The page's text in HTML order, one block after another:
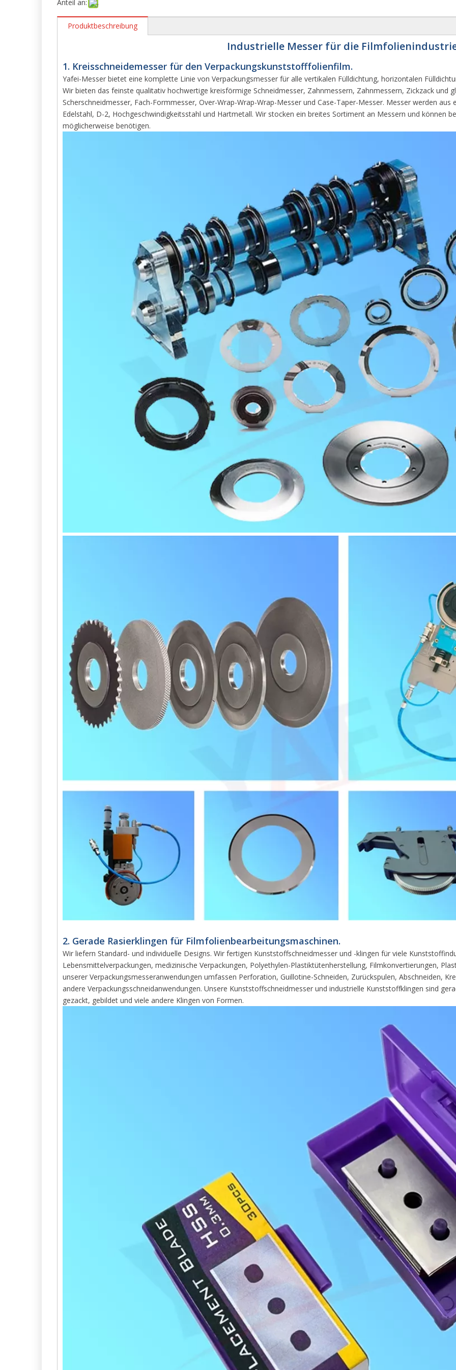
Anteil an:
Produktbeschreibung
Industrielle Messer für die
1. Kreisschneidemesser für den Verpackungskunststofffolienfilm.
Yafei-Messer bietet eine komplette Linie von Verpackungsmesser für alle vertikalen Fülldichtung, horizontalen
Wir bieten das feinste qualitativ hochwertige kreisförmige Schneidmesser, Zahnmessern, Zahnmessern, Zickzack und
Scherschneidmesser, Fach-Formmesser, Over-Wrap-Wrap-Wrap-Messer und Case-Taper-Messer. Messer werden
Edelstahl, D-2, Hochgeschwindigkeitsstahl und Hartmetall. Wir stocken ein breites Sortiment an Messern und können
möglicherweise benötigen.
2. Gerade Rasierklingen für Filmfolienbearbeitungsmaschinen.
Wir liefern Standard- und individuelle Designs. Wir fertigen Kunststoffschneidmesser und -klingen für viele
Lebensmittelverpackungen, medizinische Verpackungen, Polyethylen-Plastiktütenherstellung, Filmkonvertierungen,
unserer Verpackungsmesseranwendungen umfassen Perforation, Guillotine-Schneiden, Zurückspulen, Abschneiden,
andere Verpackungsschneidanwendungen. Unsere Kunststoffschneidmesser und industrielle Kunststoffklingen sind
gezackt, gebildet und viele andere Klingen von Formen.